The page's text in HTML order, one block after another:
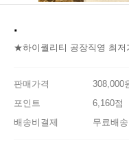
.
★하이퀄리티 공장직영 최
판매가격
308,000
포인트
6,160점
배송비결제
무료배송